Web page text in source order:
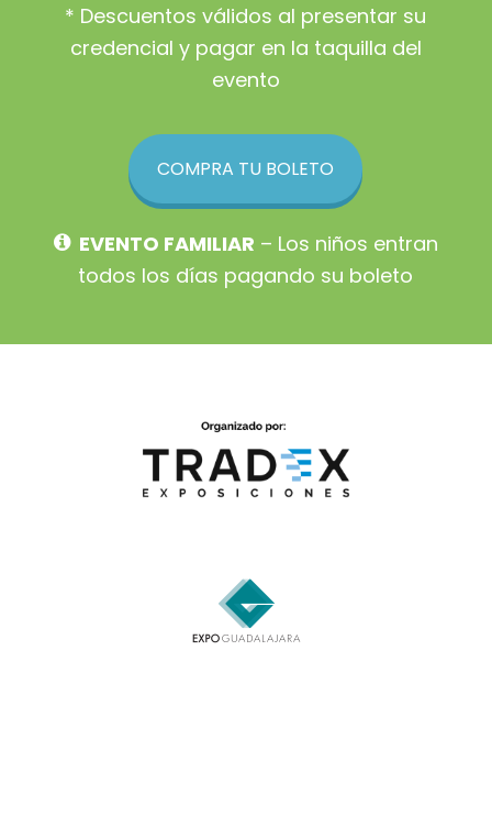
* Descuentos válidos al presentar su
credencial y pagar en la taquilla del
evento
COMPRA TU BOLETO
EVENTO FAMILIAR – Los niños entran
todos los días pagando su boleto